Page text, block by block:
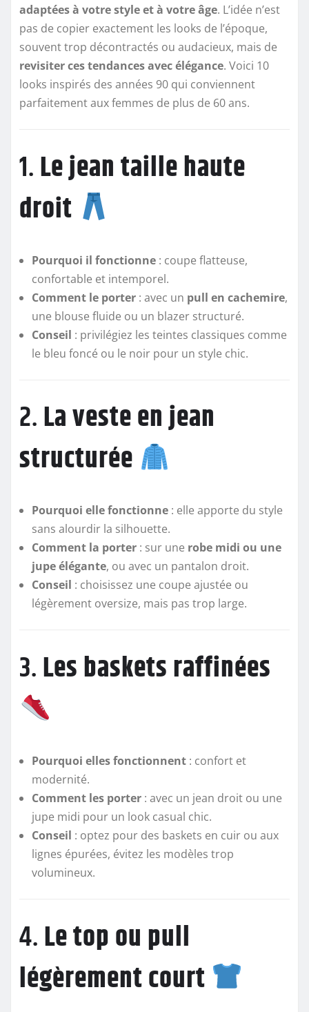
adaptées à votre style et à votre âge. L’idée n’est
pas de copier exactement les looks de l’époque,
souvent trop décontractés ou audacieux, mais de
revisiter ces tendances avec élégance. Voici 10
looks inspirés des années 90 qui conviennent
parfaitement aux femmes de plus de 60 ans.
1.Le jean taille haute
droit
Pourquoi il fonctionne : coupe flatteuse,
confortable et intemporel.
Comment le porter : avec un pull en cachemire,
une blouse fluide ou un blazer structuré.
Conseil : privilégiez les teintes classiques comme
le bleu foncé ou le noir pour un style chic.
2.La veste en jean
structurée
Pourquoi elle fonctionne : elle apporte du style
sans alourdir la silhouette.
Comment la porter : sur une robe midi ou une
jupe élégante, ou avec un pantalon droit.
Conseil : choisissez une coupe ajustée ou
légèrement oversize, mais pas trop large.
3.Les baskets raffinées
Pourquoi elles fonctionnent : confort et
modernité.
Comment les porter : avec un jean droit ou une
jupe midi pour un look casual chic.
Conseil : optez pour des baskets en cuir ou aux
lignes épurées, évitez les modèles trop
volumineux.
4.Le top ou pull
légèrement court